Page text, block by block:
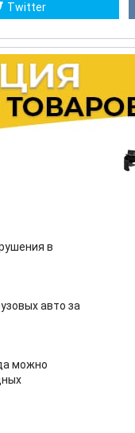
Twitter
в
авто за
можно